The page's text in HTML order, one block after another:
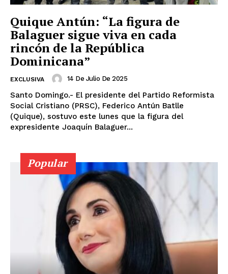
Quique Antún: “La figura de
Balaguer sigue viva en cada
rincón de la República
Dominicana”
EXCLUSIVA 14 De Julio De 2025
Santo Domingo.- El presidente del Partido Reformista
Social Cristiano (PRSC), Federico Antún Batlle
(Quique), sostuvo este lunes que la figura del
expresidente Joaquín Balaguer...
Popular